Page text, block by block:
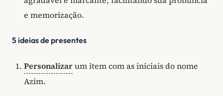
e memorização.
5 ideias de presentes
Personalizarum item com as iniciais do nome
Azim.